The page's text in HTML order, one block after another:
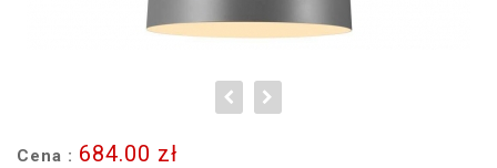
Cena : 684.00 zł